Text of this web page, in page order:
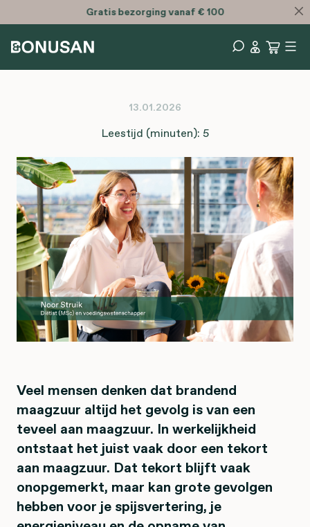
Gratis bezorging vanaf € 100
13.01.2026
Leestijd (minuten): 5
Veel mensen denken dat brandend
maagzuur altijd het gevolg is van een
teveel aan maagzuur. In werkelijkheid
ontstaat het juist vaak door een tekort
aan maagzuur. Dat tekort blijft vaak
onopgemerkt, maar kan grote gevolgen
hebben voor je spijsvertering, je